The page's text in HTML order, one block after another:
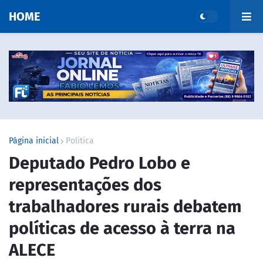
HOME
Página inicial Politica
Deputado Pedro Lobo e
representações dos
trabalhadores rurais debatem
políticas de acesso à terra na
ALECE